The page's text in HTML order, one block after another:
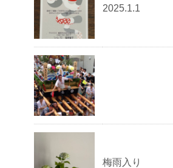
2025.1.1
梅雨入り